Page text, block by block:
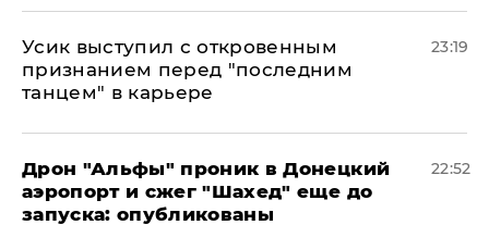
Усик выступил с откровенным
признанием перед "последним
танцем" в карьере
23:19
Дрон "Альфы" проник в Донецкий
аэропорт и сжег "Шахед" еще до
запуска: опубликованы
22:52